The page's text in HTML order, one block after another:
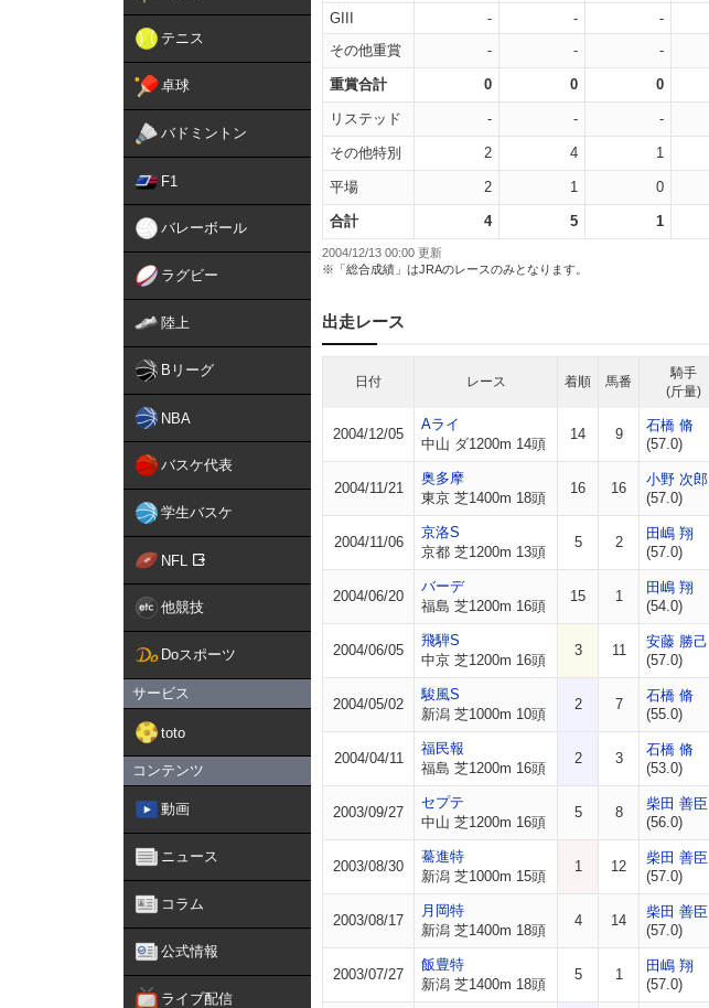
テニス
卓球
バドミントン
F1
バレーボール
ラグビー
陸上
Bリーグ
NBA
バスケ代表
学生バスケ
NFL
他競技
Doスポーツ
サービス
toto
コンテンツ
動画
ニュース
コラム
公式情報
ライブ配信
GIII
- - -
その他重賞
- - -
重賞合計 0 0 0
リステッド - - -
その他特別 2 4 1
平場 2 1 0
合計 4 5 1
2004/12/13 00:00 更新
※「総合成績」はJRAのレースのみとなります。
出走レース
日付 レース 着順 馬番
騎手
(斤量)
2004/12/05
Aライ
中山 ダ1200m 14頭
14 9
石橋 脩
(57.0)
2004/11/21
奥多摩
東京 芝1400m 18頭
16 16
小野 次郎
(57.0)
2004/11/06
京洛S
京都 芝1200m 13頭
5 2
田嶋 翔
(57.0)
2004/06/20
バーデ
福島 芝1200m 16頭
15 1
田嶋 翔
(54.0)
2004/06/05
飛騨S
中京 芝1200m 16頭
3 11
安藤 勝己
(57.0)
2004/05/02
駿風S
新潟 芝1000m 10頭
2 7
石橋 脩
(55.0)
2004/04/11
福民報
福島 芝1200m 16頭
2 3
石橋 脩
(53.0)
2003/09/27
セプテ
中山 芝1200m 16頭
5 8
柴田 善臣
(56.0)
2003/08/30
驀進特
新潟 芝1000m 15頭
1 12
柴田 善臣
(57.0)
2003/08/17
月岡特
新潟 芝1400m 18頭
4 14
柴田 善臣
(57.0)
2003/07/27
飯豊特
新潟 芝1400m 18頭
5 1
田嶋 翔
(57.0)